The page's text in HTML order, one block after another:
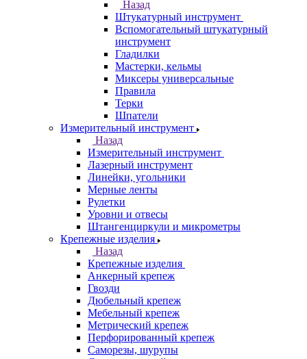
Назад
Штукатурный инструмент
Вспомогательный штукатурный
инструмент
Гладилки
Мастерки, кельмы
Миксеры универсальные
Правила
Терки
Шпатели
Измерительный инструмент
Назад
Измерительный инструмент
Лазерный инструмент
Линейки, угольники
Мерные ленты
Рулетки
Уровни и отвесы
Штангенциркули и микрометры
Крепежные изделия
Назад
Крепежные изделия
Анкерный крепеж
Гвозди
Дюбельный крепеж
Мебельный крепеж
Метрический крепеж
Перфорированный крепеж
Саморезы, шурупы